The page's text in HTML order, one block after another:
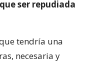
ser repudiada
tendría una
necesaria y